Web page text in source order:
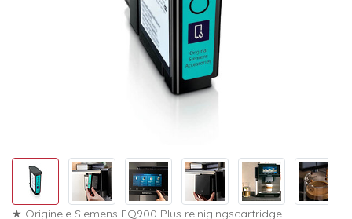
★ Originele Siemens EQ900 Plus reinigingscartridge